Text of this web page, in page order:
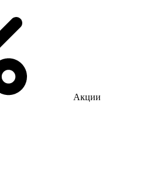
Акции